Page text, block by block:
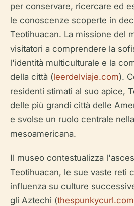
per conservare, ricercare ed
le conoscenze scoperte in
Teotihuacan. La missione del
visitatori a comprendere la
l'identità multiculturale e la
della città (leerdelviaje.com).
residenti stimati al suo apice,
delle più grandi città delle
e svolse un ruolo centrale
mesoamericana.
Il museo contestualizza
Teotihuacan, le sue vaste reti
influenza su culture
gli Aztechi (thespunkycurl.com